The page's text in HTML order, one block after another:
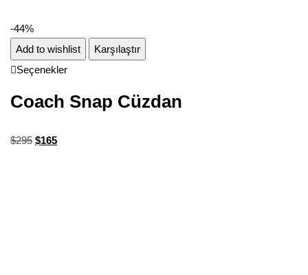
-44%
Add to wishlist
Karşılaştır
Seçenekler
Coach Snap Cüzdan
$295 $165